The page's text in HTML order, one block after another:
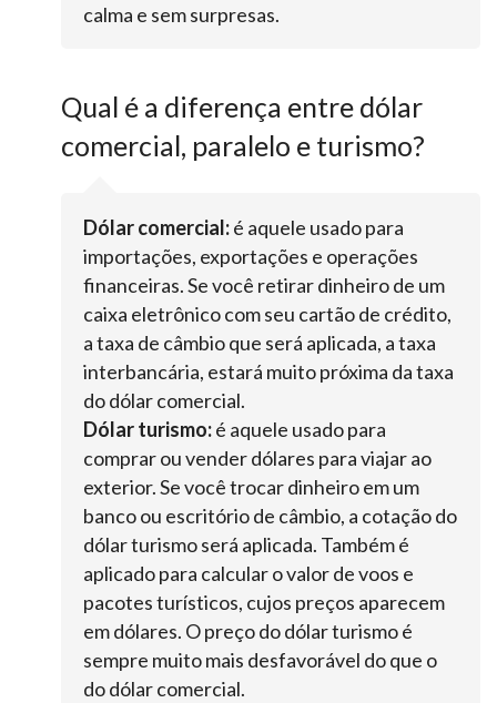
calma e sem surpresas.
Qual é a diferença entre dólar
comercial, paralelo e turismo?
Dólar comercial:é aquele usado para
importações, exportações e operações
financeiras. Se você retirar dinheiro de um
caixa eletrônico com seu cartão de crédito,
a taxa de câmbio que será aplicada, a taxa
interbancária, estará muito próxima da taxa
do dólar comercial.
Dólar turismo:é aquele usado para
comprar ou vender dólares para viajar ao
exterior. Se você trocar dinheiro em um
banco ou escritório de câmbio, a cotação do
dólar turismo será aplicada. Também é
aplicado para calcular o valor de voos e
pacotes turísticos, cujos preços aparecem
em dólares. O preço do dólar turismo é
sempre muito mais desfavorável do que o
do dólar comercial.